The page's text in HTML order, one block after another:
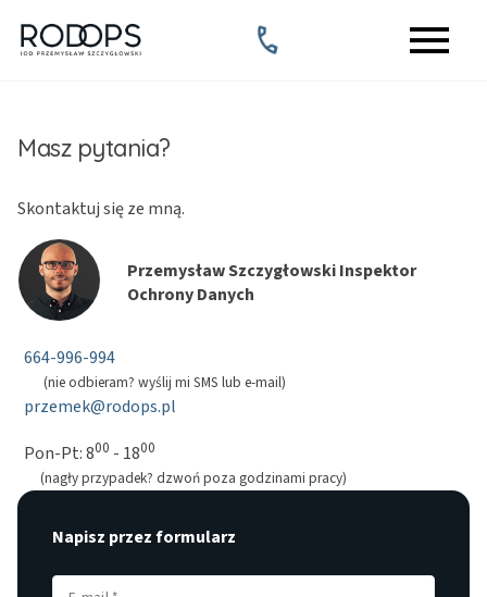
call menu
Masz pytania?
Skontaktuj się ze mną.
Przemysław Szczygłowski Inspektor
Ochrony Danych
664-996-994
(nie odbieram? wyślij mi SMS lub e-mail)
przemek@rodops.pl
Pon-Pt: 800 - 1800
(nagły przypadek? dzwoń poza godzinami pracy)
Napisz przez formularz